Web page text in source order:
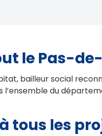
le Pas-
bailleur social
du
tous les